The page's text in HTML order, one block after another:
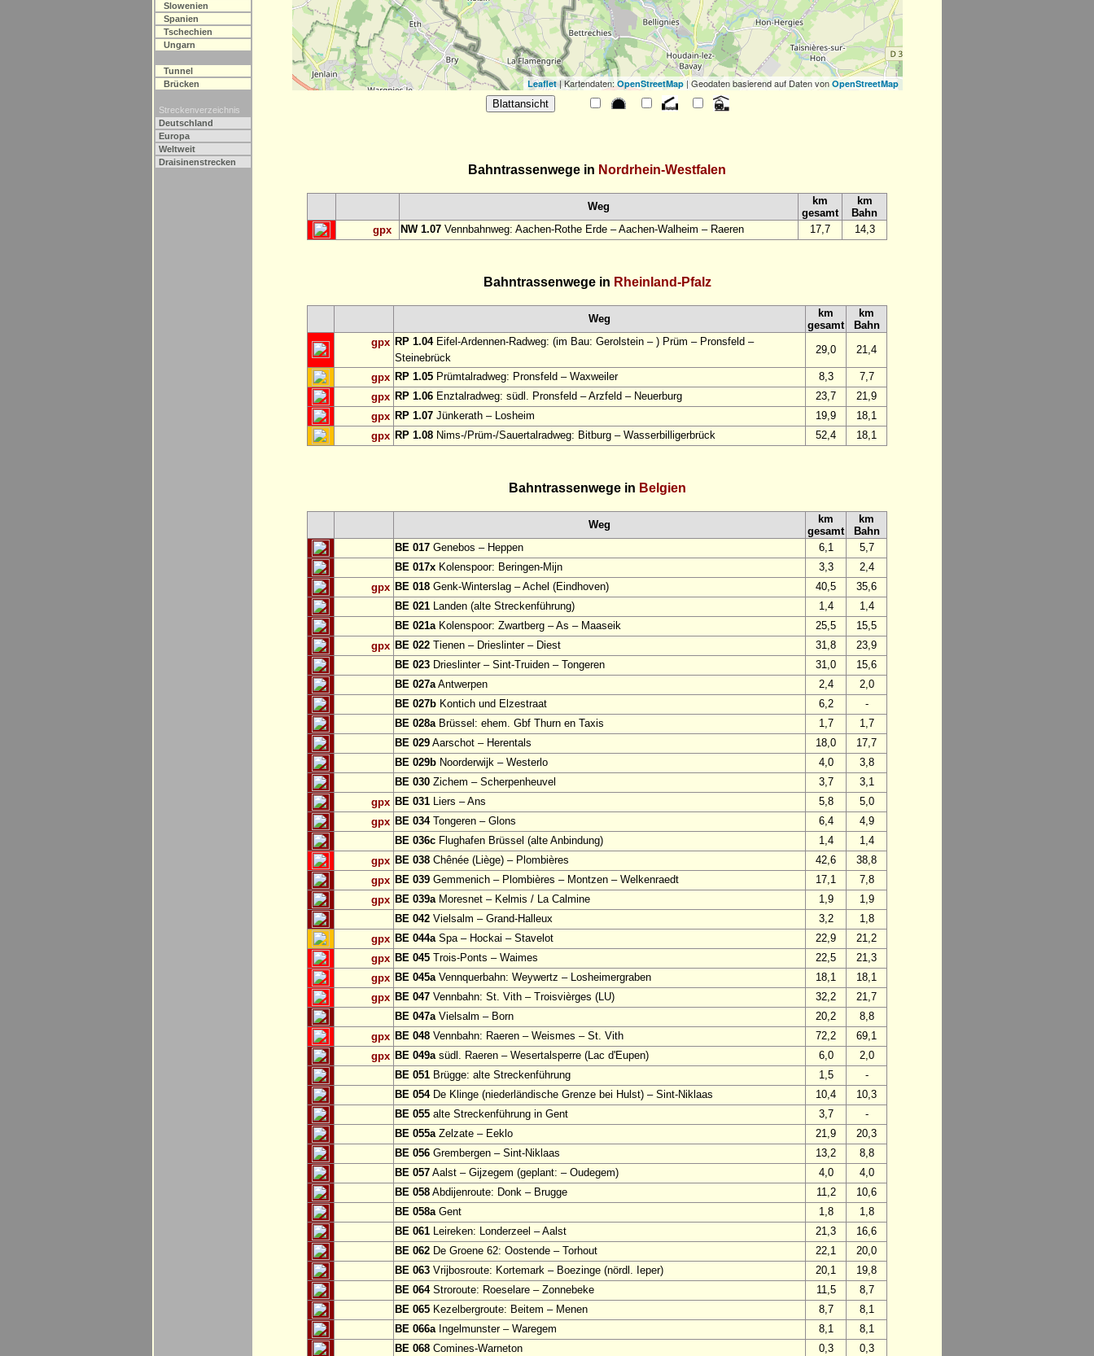
Slowenien
Spanien
Tschechien
Ungarn
Tunnel
Brücken
Streckenverzeichnis
Deutschland
Europa
Weltweit
Draisinenstrecken
Leaflet| Kartendaten:OpenStreetMap| Geodaten basierend auf Daten von OpenStreetMap
Bahntrassenwege in Nordrhein-Westfalen
Weg
km
gesamt
km
Bahn
gpx
NW 1.07 Vennbahnweg: Aachen-Rothe Erde – Aachen-Walheim – Raeren 17,7 14,3
Bahntrassenwege in Rheinland-Pfalz
Weg
km
gesamt
km
Bahn
gpx RP 1.04Eifel-Ardennen-Radweg: (im Bau: Gerolstein – ) Prüm – Pronsfeld –
Steinebrück
29,0 21,4
gpx RP 1.05 Prümtalradweg: Pronsfeld – Waxweiler 8,3
7,7
gpx RP 1.06 Enztalradweg: südl. Pronsfeld – Arzfeld – Neuerburg 23,7
21,9
gpx RP 1.07 Jünkerath – Losheim 19,9
18,1
gpx RP 1.08 Nims-/Prüm-/Sauertalradweg: Bitburg – Wasserbilligerbrück 52,4 18,1
Bahntrassenwege in Belgien
Weg
km
gesamt
km
Bahn
BE 017 Genebos – Heppen 6,1
5,7
BE 017x Kolenspoor: Beringen-Mijn 3,3
2,4
gpx BE 018 Genk-Winterslag – Achel (Eindhoven) 40,5
35,6
BE 021 Landen (alte Streckenführung) 1,4
1,4
BE 021aKolenspoor: Zwartberg – As – Maaseik 25,5
15,5
gpx BE 022 Tienen – Drieslinter – Diest 31,8
23,9
BE 023 Drieslinter – Sint-Truiden – Tongeren 31,0
15,6
BE 027aAntwerpen 2,4
2,0
BE 027b Kontich und Elzestraat 6,2
-
BE 028aBrüssel: ehem. Gbf Thurn en Taxis 1,7
1,7
BE 029 Aarschot – Herentals 18,0
17,7
BE 029b Noorderwijk – Westerlo 4,0
3,8
BE 030 Zichem – Scherpenheuvel 3,7
3,1
gpx BE 031 Liers – Ans 5,8
5,0
gpx BE 034Tongeren – Glons 6,4
4,9
BE 036c Flughafen Brüssel (alte Anbindung) 1,4
1,4
gpx BE 038 Chênée (Liège) – Plombières 42,6
38,8
gpx BE 039 Gemmenich – Plombières – Montzen – Welkenraedt 17,1
7,8
gpx BE 039aMoresnet – Kelmis / La Calmine 1,9
1,9
BE 042 Vielsalm – Grand-Halleux 3,2
1,8
gpx BE 044aSpa – Hockai – Stavelot 22,9
21,2
gpx BE 045 Trois-Ponts – Waimes 22,5
21,3
gpx BE 045aVennquerbahn: Weywertz – Losheimergraben 18,1
18,1
gpx BE 047 Vennbahn: St. Vith – Troisvièrges (LU) 32,2
21,7
BE 047aVielsalm – Born 20,2
8,8
gpx BE 048 Vennbahn: Raeren – Weismes – St. Vith 72,2
69,1
gpx BE 049asüdl. Raeren – Wesertalsperre (Lac d'Eupen) 6,0
2,0
BE 051 Brügge: alte Streckenführung 1,5
-
BE 054De Klinge (niederländische Grenze bei Hulst) – Sint-Niklaas 10,4
10,3
BE 055 alte Streckenführung in Gent 3,7
-
BE 055aZelzate – Eeklo 21,9
20,3
BE 056 Grembergen – Sint-Niklaas 13,2
8,8
BE 057 Aalst – Gijzegem (geplant: – Oudegem) 4,0
4,0
BE 058 Abdijenroute: Donk – Brugge 11,2
10,6
BE 058aGent 1,8
1,8
BE 061 Leireken: Londerzeel – Aalst 21,3
16,6
BE 062 De Groene 62: Oostende – Torhout 22,1
20,0
BE 063 Vrijbosroute: Kortemark – Boezinge (nördl. Ieper) 20,1
19,8
BE 064Stroroute: Roeselare – Zonnebeke 11,5
8,7
BE 065 Kezelbergroute: Beitem – Menen 8,7
8,1
BE 066aIngelmunster – Waregem 8,1
8,1
BE 068 Comines-Warneton 0,3
0,3